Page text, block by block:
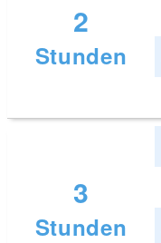
2
Stunden
3
Stunden